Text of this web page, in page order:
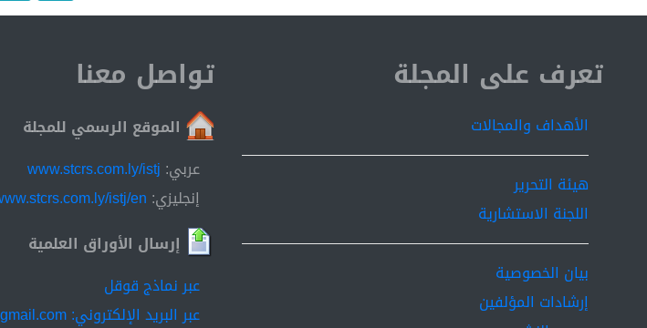
ISSN 2519-9854
تعرف على المجلة
الأهداف والمجالات
هيئة التحرير
اللجنة الاستشارية
بيان الخصوصية
إرشادات المؤلفين
تواصل معنا
الموقع الرسمي للمجلة
عربي: www.stcrs.com.ly/istj
إنجليزي: istj/en
إرسال الأوراق العلمية
عبر نماذج قوقل
عبر البريد الإلكتروني: stjeditor21@gmail.com